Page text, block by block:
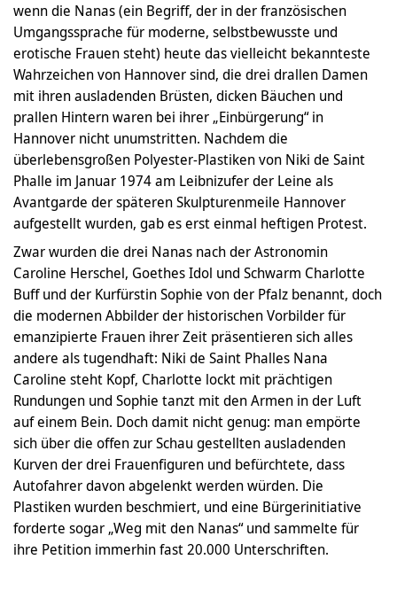
wenn die Nanas (ein Begriff, der in der französischen
Umgangssprache für moderne, selbstbewusste und
erotische Frauen steht) heute das vielleicht bekannteste
Wahrzeichen von Hannover sind, die drei drallen Damen
mit ihren ausladenden Brüsten, dicken Bäuchen und
prallen Hintern waren bei ihrer „Einbürgerung“ in
Hannover nicht unumstritten. Nachdem die
überlebensgroßen Polyester-Plastiken von Niki de Saint
Phalle im Januar 1974 am Leibnizufer der Leine als
Avantgarde der späteren Skulpturenmeile Hannover
aufgestellt wurden, gab es erst einmal heftigen Protest.
Zwar wurden die drei Nanas nach der Astronomin
Caroline Herschel, Goethes Idol und Schwarm Charlotte
Buff und der Kurfürstin Sophie von der Pfalz benannt, doch
die modernen Abbilder der historischen Vorbilder für
emanzipierte Frauen ihrer Zeit präsentieren sich alles
andere als tugendhaft: Niki de Saint Phalles Nana
Caroline steht Kopf, Charlotte lockt mit prächtigen
Rundungen und Sophie tanzt mit den Armen in der Luft
auf einem Bein. Doch damit nicht genug: man empörte
sich über die offen zur Schau gestellten ausladenden
Kurven der drei Frauenfiguren und befürchtete, dass
Autofahrer davon abgelenkt werden würden. Die
Plastiken wurden beschmiert, und eine Bürgerinitiative
forderte sogar „Weg mit den Nanas“ und sammelte für
ihre Petition immerhin fast 20.000 Unterschriften.